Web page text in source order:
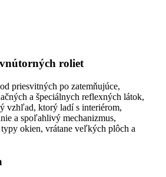
roliet
priesvitných po zatemňujúce,
a špeciálnych reflexných látok,
vzhľad, ktorý ladí s interiérom,
a spoľahlivý mechanizmus,
okien, vrátane veľkých plôch a